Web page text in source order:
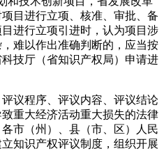
目进行立项、核准、审批、备
进行立项引进时，认为项目涉
难以作出准确判断的，应当按
技厅（省知识产权局）申请进
议程序、评议内容、评议结论
重大经济活动重大损失的法律
市（州）、县（市、区）人民
知识产权评议制度，组织开展